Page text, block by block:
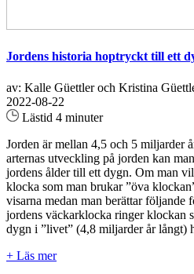
Jordens historia hoptryckt till ett
av: Kalle Güettler och Kristina
2022-08-22
Lästid 4 minuter
Jorden är mellan 4,5 och 5 miljarder
arternas utveckling på jorden kan
jordens ålder till ett dygn. Om man
klocka som man brukar ”öva
visarna medan man berättar följande
jordens väckarklocka ringer klockan
dygn i ”livet” (4,8 miljarder år långt)
+ Läs mer